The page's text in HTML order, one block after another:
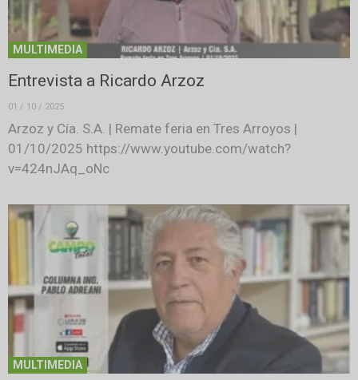
MULTIMEDIA
Entrevista a Ricardo Arzoz
01 / 10 / 2025
Arzoz y Cía. S.A. | Remate feria en Tres Arroyos |
01/10/2025 https://www.youtube.com/watch?
v=424nJAq_oNc
MULTIMEDIA